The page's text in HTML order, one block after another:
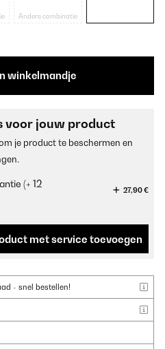
Andere combinatie
winkelmandje
voor jouw product
je product te beschermen en
(+ 12
27,90 €
met service toevoegen
- snel bestellen!